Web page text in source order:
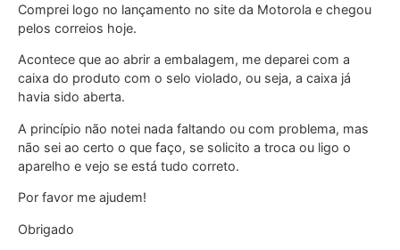
Comprei logo no lançamento no site da Motorola e chegou
pelos correios hoje.
Acontece que ao abrir a embalagem, me deparei com a
caixa do produto com o selo violado, ou seja, a caixa já
havia sido aberta.
A princípio não notei nada faltando ou com problema, mas
não sei ao certo o que faço, se solicito a troca ou ligo o
aparelho e vejo se está tudo correto.
Por favor me ajudem!
Obrigado